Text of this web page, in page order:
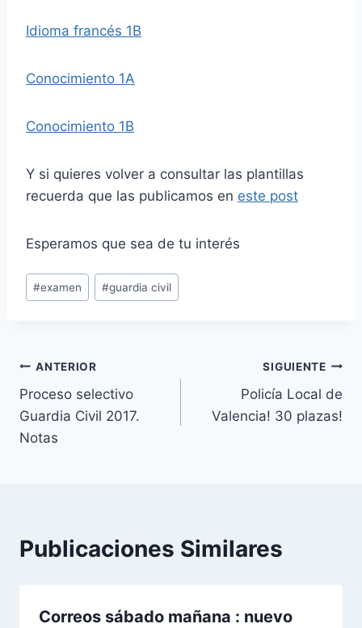
Idioma francés 1B
Conocimiento 1A
Conocimiento 1B
Y si quieres volver a consultar las plantillas
recuerda que las publicamos en este post
Esperamos que sea de tu interés
Etiquetas
de
#examen #guardia civil
Navegación
de
entradas
ANTERIOR
Proceso selectivo
Guardia Civil 2017.
Notas
SIGUIENTE
Policía Local de
Valencia! 30 plazas!
Publicaciones Similares
Correos sábado mañana : nuevo